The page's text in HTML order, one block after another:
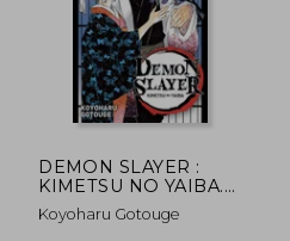
DEMON SLAYER :
KIMETSU NO YAIBA.
VOL. 16 (en Francés)
Koyoharu Gotouge